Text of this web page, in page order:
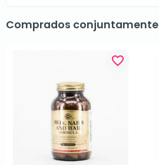
Comprados conjuntamente
favorite_border